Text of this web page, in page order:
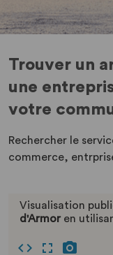
Trouver un
une
votre
Rechercher le
commerce,
Visualisation
d'Armor en